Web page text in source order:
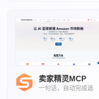
卖家精灵MCP
一句话，自动完成选